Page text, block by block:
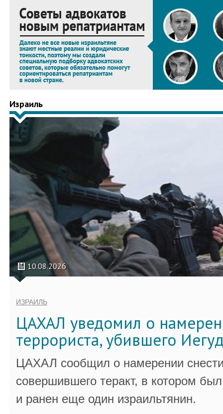
Израиль
10.08.2026
ИЗРАИЛЬ
ЦАХАЛ уведомил о
террориста, убившего
ЦАХАЛ сообщил о намерении
совершившего теракт, в котором
и ранен еще один израильтянин.